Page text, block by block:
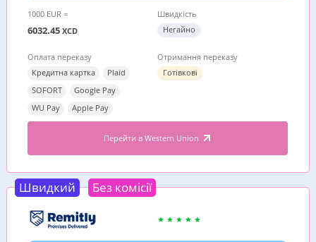
1000 EUR =
6032.45 XCD
Швидкість
Негайно
Оплата переказу
Кредитна картка
Plaid
SOFORT
Google Pay
WU Pay
Apple Pay
Отримання переказу
Готівкові
Перейти в Western Union
Швидкий Без комісії